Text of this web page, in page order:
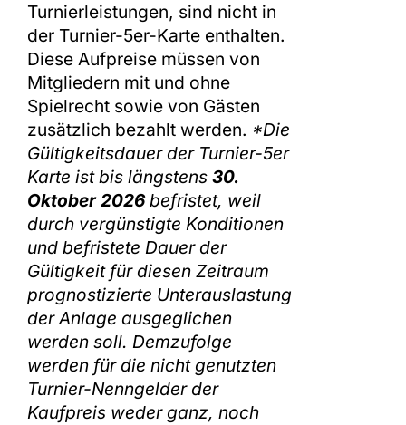
Turnierleistungen, sind nicht in
der Turnier-5er-Karte enthalten.
Diese Aufpreise müssen von
Mitgliedern mit und ohne
Spielrecht sowie von Gästen
zusätzlich bezahlt werden. *Die
Gültigkeitsdauer der Turnier-5er
Karte ist bis längstens30.
Oktober 2026befristet, weil
durch vergünstigte Konditionen
und befristete Dauer der
Gültigkeit für diesen Zeitraum
prognostizierte Unterauslastung
der Anlage ausgeglichen
werden soll. Demzufolge
werden für die nicht genutzten
Turnier-Nenngelder der
Kaufpreis weder ganz, noch